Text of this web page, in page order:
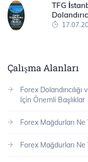
TFG
Çalışma Alanları
Forex Dolandırıcılığı
İçin Önemli Başlıklar
Forex Mağdurları Ne
Forex Mağdurları Ne